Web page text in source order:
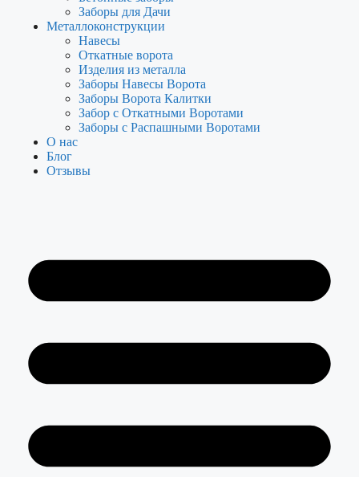
Заборы для Дачи
Металлоконструкции
Навесы
Откатные ворота
Изделия из металла
Заборы Навесы Ворота
Заборы Ворота Калитки
Забор с Откатными Воротами
Заборы с Распашными Воротами
О нас
Блог
Отзывы